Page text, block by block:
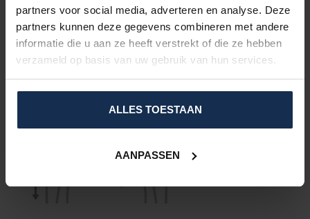
partners voor social media, adverteren en analyse. Deze
partners kunnen deze gegevens combineren met andere
informatie die u aan ze heeft verstrekt of die ze hebben
verzameld op basis van uw gebruik van hun services.
ALLES TOESTAAN
AANPASSEN